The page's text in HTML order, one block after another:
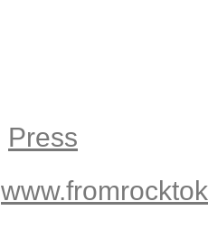
Press